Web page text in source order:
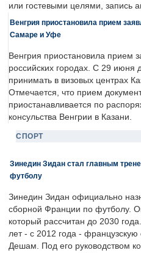
или гостевыми целями, запись
Венгрия приостановила прием
Самаре и Уфе
Венгрия приостановила прием
российских городах. С 29 июня
принимать в визовых центрах
Отмечается, что прием
приостанавливается по
консульства Венгрии в Казани.
СПОРТ
Зинедин Зидан стал главным
футболу
Зинедин Зидан официально
сборной Франции по футболу.
который рассчитан до 2030
лет - с 2012 года -
Дешам. Под его руководством